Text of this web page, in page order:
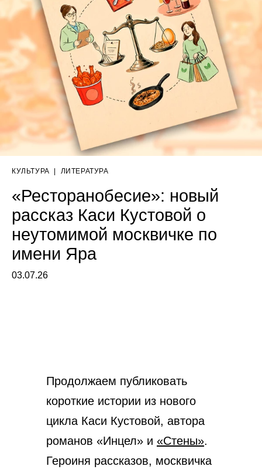
КУЛЬТУРА ЛИТЕРАТУРА
«Ресторанобесие»: новый
рассказ Каси Кустовой о
неутомимой москвичке по
имени Яра
03.07.26
Продолжаем публиковать
короткие истории из нового
цикла Каси Кустовой, автора
романов «Инцел» и «Стены».
Героиня рассказов, москвичка